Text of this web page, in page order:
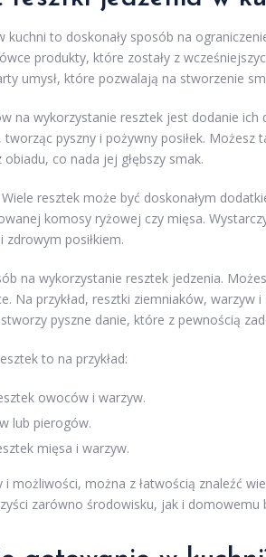
kuchni to doskonały sposób na
produkty, które zostały z
umysł, które pozwalają na stworzenie
na wykorzystanie resztek jest dodanie ich
pyszny i pożywny posiłek.
co nada jej głębszy smak.
Wiele resztek może być doskonałym
komosy ryżowej czy mięsa.
zdrowym posiłkiem.
na wykorzystanie resztek jedzenia.
Na przykład, resztki ziemniaków, warzyw
pyszne danie, które z pewnością
to na przykład:
owoców i warzyw.
lub pierogów.
mięsa i warzyw.
i możliwości, można z łatwością znaleźć
zarówno środowisku, jak i domowemu